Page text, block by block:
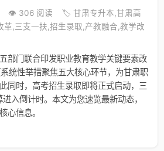
👁️ 306 阅读
🏷️ 甘肃专升本,甘肃高
革,三支一扶,招生录取,产教融合,教学改
部门联合印发职业教育教学关键要素改
统性举措聚焦五大核心环节，为甘肃职
同时，高考招生录取即将正式启动，三
入倒计时。本文为您速览最新动态，
心信息。